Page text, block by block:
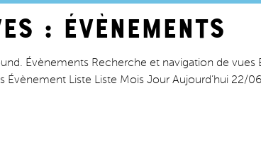
: Évènements
Évènements Recherche et navigation de
Évènement Liste Liste Mois Jour Aujourd’hui 22/